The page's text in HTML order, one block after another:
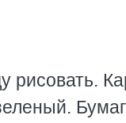
рисовать.